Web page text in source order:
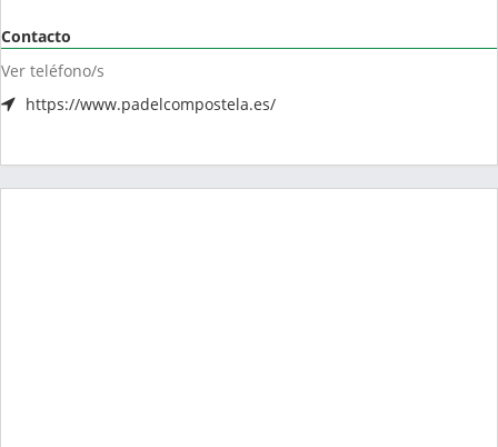
Contacto
Ver teléfono/s
https://www.padelcompostela.es/